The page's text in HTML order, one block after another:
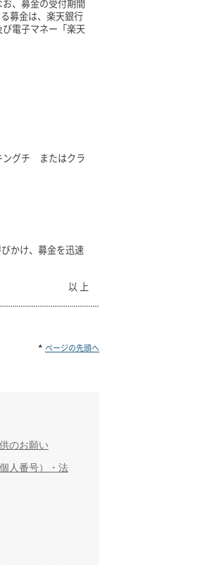
、募金の受付期間
募金は、楽天銀行
電子マネー「楽天
ングチ またはクラ
かけ、募金を迅速
以 上
ページの先頭へ
のお願い
人番号）・法